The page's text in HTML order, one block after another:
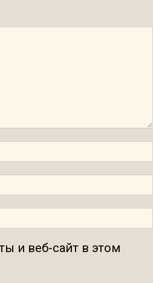
и веб-сайт в этом